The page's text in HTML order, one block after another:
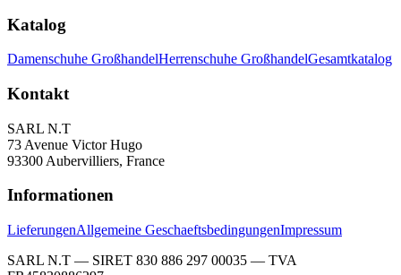
Katalog
Damenschuhe GroßhandelHerrenschuhe GroßhandelGesamtkatalog
Kontakt
SARL N.T
73 Avenue Victor Hugo
93300 Aubervilliers, France
Informationen
LieferungenAllgemeine GeschaeftsbedingungenImpressum
SARL N.T — SIRET 830 886 297 00035 — TVA